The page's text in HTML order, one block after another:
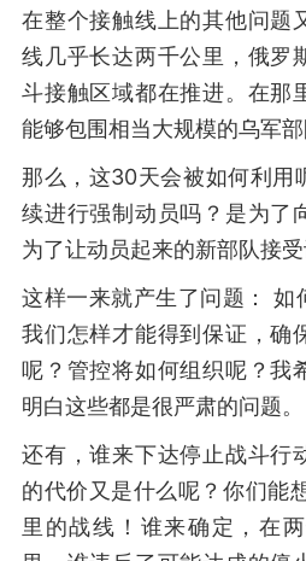
在整个接触线上的其他问题
线几乎长达两千公里，俄罗
斗接触区域都在推进。在那
能够包围相当大规模的乌军部
那么，这30天会被如何利用
续进行强制动员吗？是为了
为了让动员起来的新部队接受
这样一来就产生了问题： 如
我们怎样才能得到保证，确
呢？管控将如何组织呢？我
明白这些都是很严肃的问题。
还有，谁来下达停止战斗行
的代价又是什么呢？你们
里的战线！谁来确定，在